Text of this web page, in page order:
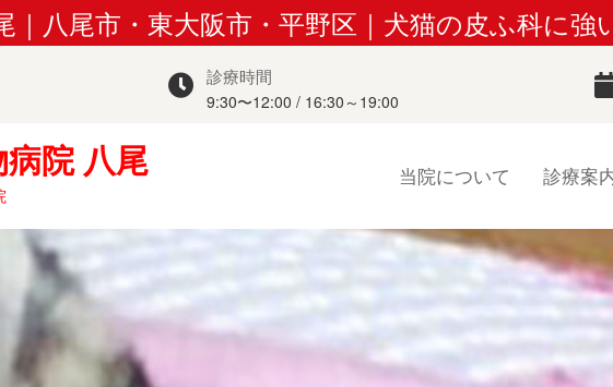
｜八尾市・東大阪市・平野区｜犬猫の皮ふ科に強
診療時間
9:30〜12:00 / 16:30～19:00
院 八尾 当院について 診療案